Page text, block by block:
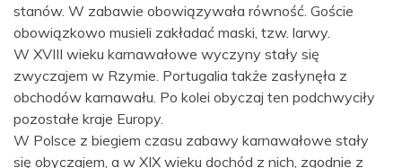
stanów. W zabawie obowiązywała równość. Goście
obowiązkowo musieli zakładać maski, tzw. larwy.
W XVIII wieku karnawałowe wyczyny stały się
zwyczajem w Rzymie. Portugalia także zasłynęła z
obchodów karnawału. Po kolei obyczaj ten podchwyciły
pozostałe kraje Europy.
W Polsce z biegiem czasu zabawy karnawałowe stały
się obyczajem, a w XIX wieku dochód z nich, zgodnie z